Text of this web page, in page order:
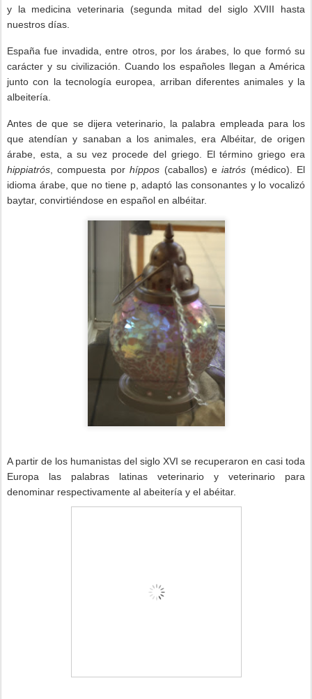
y la medicina veterinaria (segunda mitad del siglo XVIII hasta
nuestros días.
España fue invadida, entre otros, por los árabes, lo que formó su
carácter y su civilización. Cuando los españoles llegan a América
junto con la tecnología europea, arriban diferentes animales y la
albeitería.
Antes de que se dijera veterinario, la palabra empleada para los
que atendían y sanaban a los animales, era Albéitar, de origen
árabe, esta, a su vez procede del griego. El término griego era
hippiatrós , compuesta porhíppos (caballos) eiatrós (médico). El
idioma árabe, que no tiene p, adaptó las consonantes y lo vocalizó
baytar, convirtiéndose en español en albéitar.
A partir de los humanistas del siglo XVI se recuperaron en casi toda
Europa las palabras latinas veterinario y veterinario para
denominar respectivamente al abeitería y el abéitar.